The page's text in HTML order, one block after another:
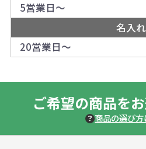
5営業日～
名入れ
20営業日～
ご希望の商品を
商品の選び